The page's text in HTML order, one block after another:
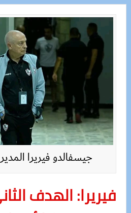
جيسفالدو فيريرا
فيريرا: الهدف